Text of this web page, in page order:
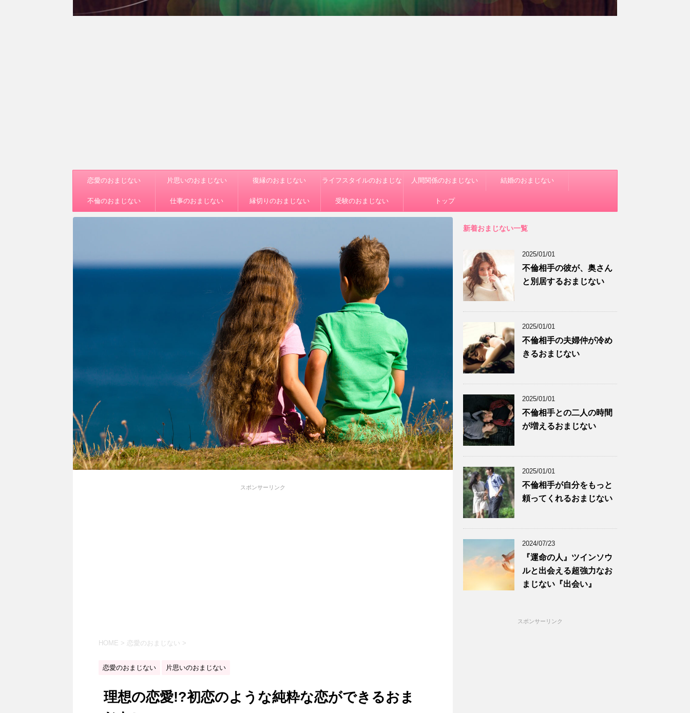
恋愛のおまじない 片思いのおまじない 復縁のおまじない ライフスタイルのおまじな
い
人間関係のおまじない 結婚のおまじない
不倫のおまじない 仕事のおまじない 縁切りのおまじない 受験のおまじない トップ
スポンサーリンク
HOME > 恋愛のおまじない >
恋愛のおまじない 片思いのおまじない
理想の恋愛!?初恋のような純粋な恋ができるおま
新着おまじない一覧
2025/01/01
不倫相手の彼が、奥さん
と別居するおまじない
2025/01/01
不倫相手の夫婦仲が冷め
きるおまじない
2025/01/01
不倫相手との二人の時間
が増えるおまじない
2025/01/01
不倫相手が自分をもっと
頼ってくれるおまじない
2024/07/23
『運命の人』ツインソウ
ルと出会える超強力なお
まじない『出会い』
スポンサーリンク